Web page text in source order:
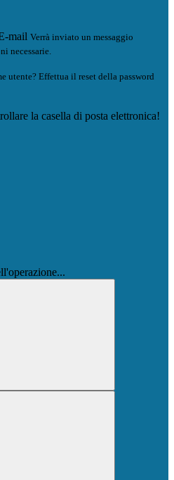
mail Verrà inviato un messaggio
necessarie.
utente? Effettua il reset della password
la casella di posta elettronica!